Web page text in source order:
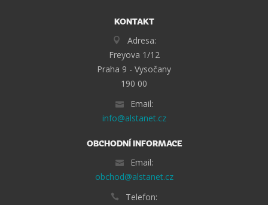
KONTAKT
Adresa:
Freyova 1/12
Praha 9 - Vysočany
190 00
Email:
info@alstanet.cz
OBCHODNÍ INFORMACE
Email:
obchod@alstanet.cz
Telefon: